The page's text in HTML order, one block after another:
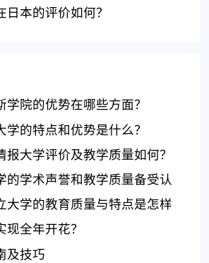
本的评价如何？
院的优势在哪些方面？
的特点和优势是什么？
大学评价及教学质量如何？
的学术声誉和教学质量备受认
大学的教育质量与特点是怎样
全年开花？
及技巧